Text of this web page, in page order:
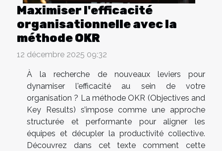
Maximiser l'efficacité
organisationnelle avec la
méthode OKR
12 décembre 2025 09:32
À la recherche de nouveaux leviers pour
dynamiser l'efficacité au sein de votre
organisation ? La méthode OKR (Objectives and
Key Results) s’impose comme une approche
structurée et performante pour aligner les
équipes et décupler la productivité collective.
Découvrez dans cet texte comment cette